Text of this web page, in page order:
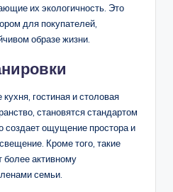
их экологичность. Это
для покупателей,
образе жизни.
гостиная и столовая
становятся стандартом
создает ощущение простора и
Кроме того, такие
более активному
семьи.